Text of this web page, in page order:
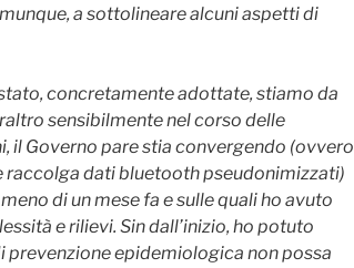
a sottolineare alcuni aspetti di
concretamente adottate, stiamo da
sensibilmente nel corso delle
il Governo pare stia convergendo (ovvero
raccolga dati bluetooth pseudonimizzati)
di un mese fa e sulle quali ho avuto
e rilievi. Sin dall’inizio, ho potuto
prevenzione epidemiologica non possa